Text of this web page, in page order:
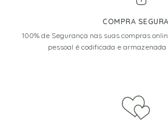
COMPRA SEGURA
100% de Segurança nas suas compras
pessoal é codificada e